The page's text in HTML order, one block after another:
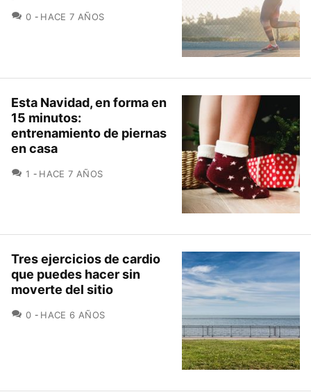
0 COMENTARIOS
HACE 7 AÑOS
Esta Navidad, en forma en
15 minutos:
entrenamiento de piernas
en casa
1 COMENTARIOS
HACE 7 AÑOS
Tres ejercicios de cardio
que puedes hacer sin
moverte del sitio
0 COMENTARIOS
HACE 6 AÑOS